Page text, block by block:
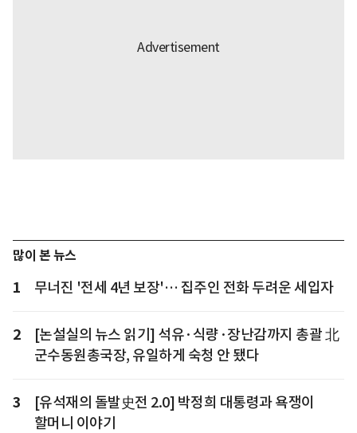
많이 본 뉴스
1 무너진 '전세 4년 보장'… 집주인 전화 두려운 세입자
2
[논설실의 뉴스 읽기] 석유·식량·장난감까지 총괄 北
군수동원총국장, 유일하게 숙청 안 됐다
3
[유석재의 돌발史전 2.0] 박정희 대통령과 욕쟁이
할머니 이야기